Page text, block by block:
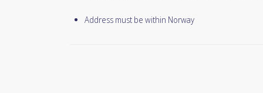
Address must be within Norway